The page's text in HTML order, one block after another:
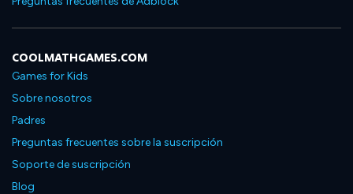
COOLMATHGAMES.COM
Games for Kids
Sobre nosotros
Padres
Preguntas frecuentes sobre la suscripción
Soporte de suscripción
Blog